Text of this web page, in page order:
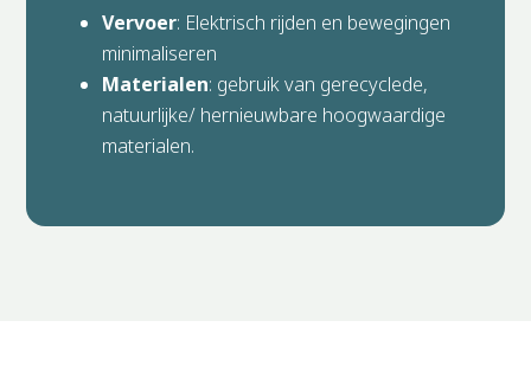
Vervoer: Elektrisch rijden en bewegingen
minimaliseren
Materialen: gebruik van gerecyclede,
natuurlijke/ hernieuwbare hoogwaardige
materialen.